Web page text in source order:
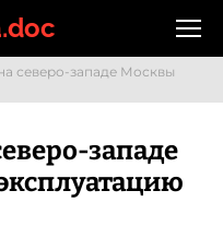
северо-западе Москвы
западе